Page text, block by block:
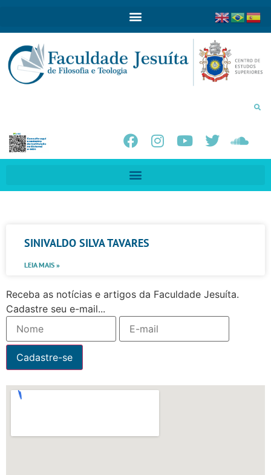
SINIVALDO SILVA TAVARES
LEIA MAIS »
Receba as notícias e artigos da Faculdade Jesuíta.
Cadastre seu e-mail...